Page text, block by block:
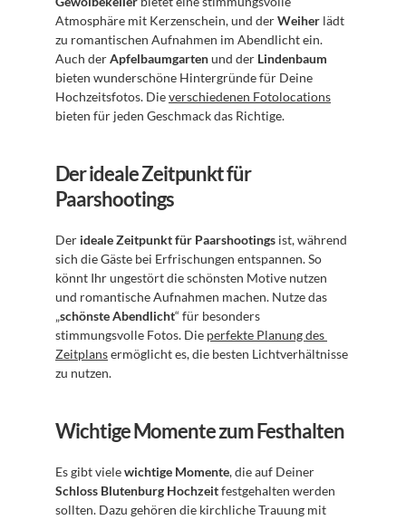
Atmosphäre mit Kerzenschein, und der Weiher lädt
zu romantischen Aufnahmen im Abendlicht ein.
Auch der Apfelbaumgarten und der Lindenbaum
bieten wunderschöne Hintergründe für Deine
Hochzeitsfotos. Die verschiedenen Fotolocations
bieten für jeden Geschmack das Richtige.
Der ideale Zeitpunkt für
Paarshootings
Der ideale Zeitpunkt für Paarshootings ist, während
sich die Gäste bei Erfrischungen entspannen. So
könnt Ihr ungestört die schönsten Motive nutzen
und romantische Aufnahmen machen. Nutze das
„schönste Abendlicht“ für besonders
stimmungsvolle Fotos. Die perfekte Planung des
Zeitplans ermöglicht es, die besten Lichtverhältnisse
zu nutzen.
Wichtige Momente zum Festhalten
Es gibt viele wichtige Momente
Schloss Blutenburg Hochzeit festgehalten werden
sollten. Dazu gehören die kirchliche Trauung mit